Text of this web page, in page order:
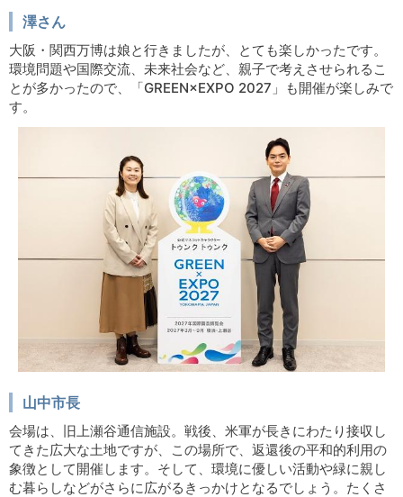
澤さん
大阪・関西万博は娘と行きましたが、とても楽しかったです。
環境問題や国際交流、未来社会など、親子で考えさせられるこ
とが多かったので、「GREEN×EXPO 2027」も開催が楽しみで
す。
山中市長
会場は、旧上瀬谷通信施設。戦後、米軍が長きにわたり接収し
てきた広大な土地ですが、この場所で、返還後の平和的利用の
象徴として開催します。そして、環境に優しい活動や緑に親し
む暮らしなどがさらに広がるきっかけとなるでしょう。たくさ